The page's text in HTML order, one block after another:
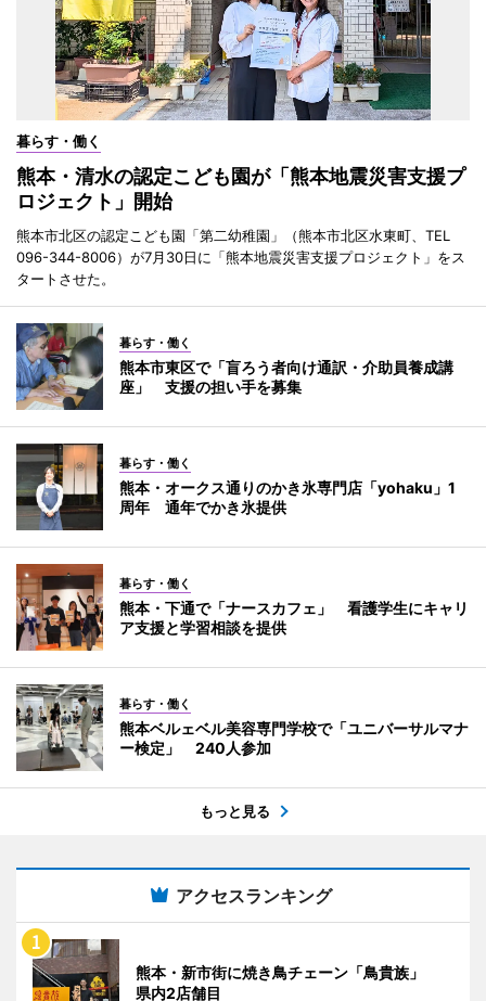
暮らす・働く
熊本・清水の認定こども園が「熊本地震災害支援プ
ロジェクト」開始
熊本市北区の認定こども園「第二幼稚園」（熊本市北区水東町、TEL
096-344-8006）が7月30日に「熊本地震災害支援プロジェクト」をス
タートさせた。
暮らす・働く
熊本市東区で「盲ろう者向け通訳・介助員養成講
座」 支援の担い手を募集
暮らす・働く
熊本・オークス通りのかき氷専門店「yohaku」1
周年 通年でかき氷提供
暮らす・働く
熊本・下通で「ナースカフェ」 看護学生にキャリ
ア支援と学習相談を提供
暮らす・働く
熊本ベルェベル美容専門学校で「ユニバーサルマナ
ー検定」 240人参加
もっと見る
アクセスランキング
熊本・新市街に焼き鳥チェーン「鳥貴族」
県内2店舗目